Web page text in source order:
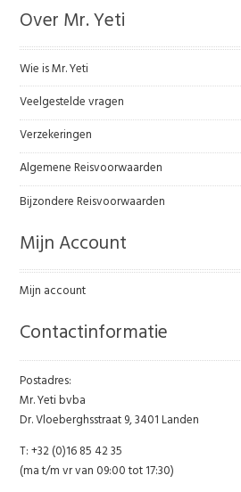
Over Mr. Yeti
Wie is Mr. Yeti
Veelgestelde vragen
Verzekeringen
Algemene Reisvoorwaarden
Bijzondere Reisvoorwaarden
Mijn Account
Mijn account
Contactinformatie
Postadres:
Mr. Yeti bvba
Dr. Vloeberghsstraat 9, 3401 Landen
T: +32 (0)16 85 42 35
(ma t/m vr van 09:00 tot 17:30)